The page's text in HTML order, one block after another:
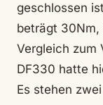
geschlossen
beträgt
Vergleich zum
DF330 hatte
Es stehen